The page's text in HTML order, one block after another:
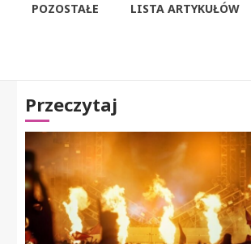
POZOSTAŁE LISTA ARTYKUŁÓW
Przeczytaj